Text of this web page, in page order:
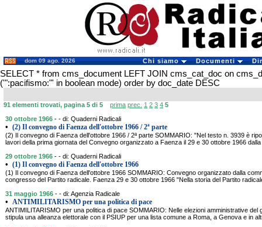
dom 09 ago. 2026 Chi siamo Documenti
SELECT * from cms_document LEFT JOIN cms_cat_doc on
('":pacifismo:"' in boolean mode) order by doc_date DESC
91 elementi trovati, pagina 5 di 5 prima prec. 1 2 3 4 5
30 ottobre 1966 - - di: Quaderni Radicali
• (2) Il convegno di Faenza dell'ottobre 1966 / 2ª parte
(2) Il convegno di Faenza dell'ottobre 1966 / 2ª parte SOMMARIO: "Nel testo n. 3939 è
lavori della prima giornata del Convegno organizzato a Faenza il 29 e 30 ottobre 1966
29 ottobre 1966 - - di: Quaderni Radicali
• (1) Il convegno di Faenza dell'ottobre 1966
(1) Il convegno di Faenza dell'ottobre 1966 SOMMARIO: Convegno organizzato dalla
congresso del Partito radicale. Faenza 29 e 30 ottobre 1966 "Nella storia del Partito
31 maggio 1966 - - di: Agenzia Radicale
• ANTIMILITARISMO per una politica di pace
ANTIMILITARISMO per una politica di pace SOMMARIO: Nelle elezioni amministrative del
stipula una alleanza elettorale con il PSIUP per una lista comune a Roma, a Genova e in